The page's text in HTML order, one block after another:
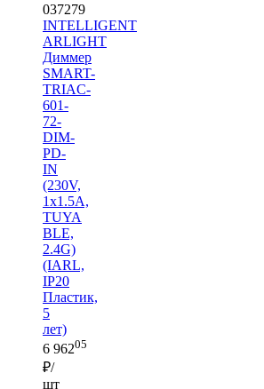
037279
INTELLIGENT
ARLIGHT
Диммер
SMART-
TRIAC-
601-
72-
DIM-
PD-
IN
(230V,
1x1.5A,
TUYA
BLE,
2.4G)
(IARL,
IP20
Пластик,
5
лет)
6 96205
₽/
шт